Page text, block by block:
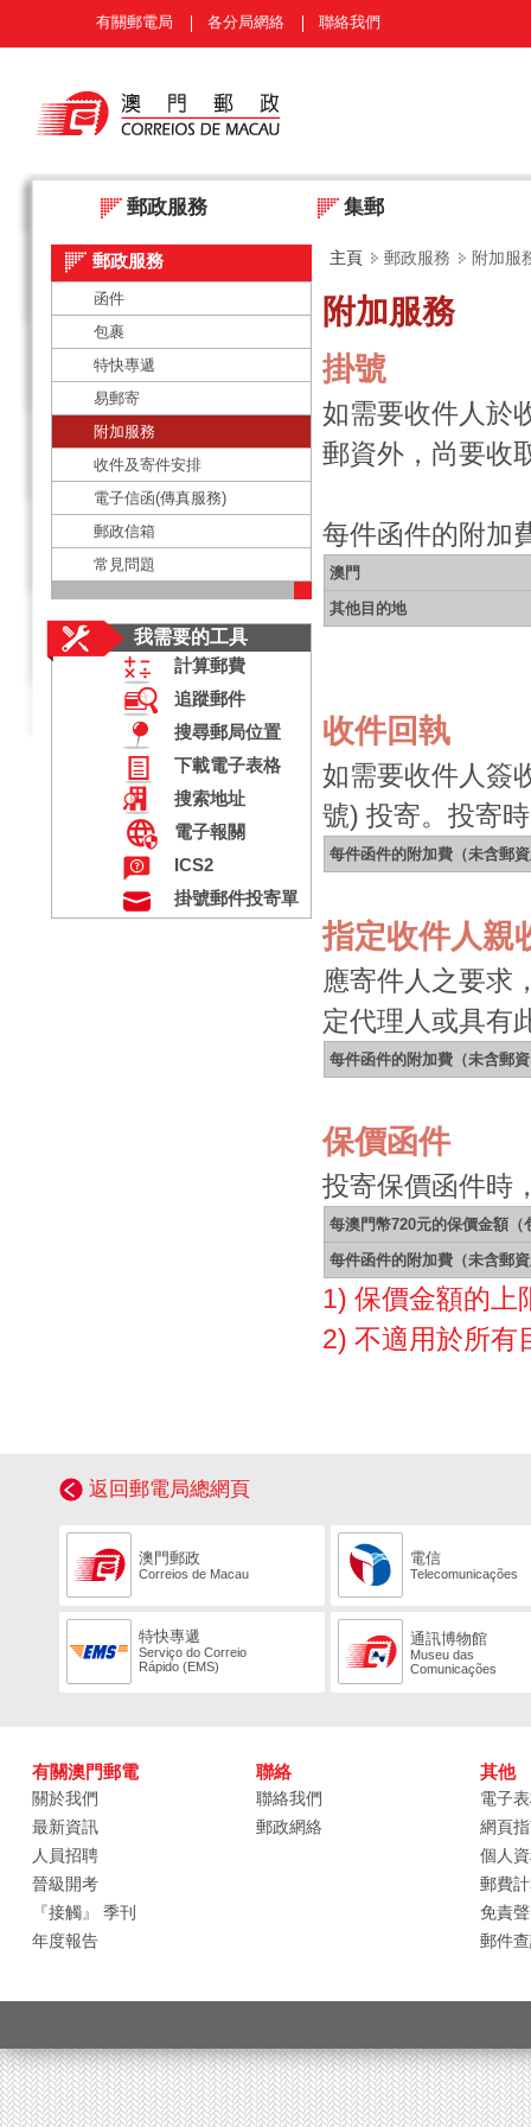
有關郵電局 各分局網絡 聯絡我們
郵政服務 集郵
郵政服務
函件
包裹
特快專遞
易郵寄
附加服務
收件及寄件安排
電子信函(傳真服務)
郵政信箱
常見問題
我需要的工具
計算郵費
追蹤郵件
搜尋郵局位置
下載電子表格
搜索地址
電子報關
ICS2
掛號郵件投寄單
主頁 郵政服務 附加服
附加服務
掛號
如需要收件人於
郵資外，尚要收
每件函件的附加
澳門
其他目的地
收件回執
如需要收件人簽
號) 投寄。投寄
每件函件的附加費（未含郵
指定收件人親
應寄件人之要求
定代理人或具有
每件函件的附加費（未含郵
保價函件
投寄保價函件時
每澳門幣720元的保價金額
每件函件的附加費（未含郵
1) 保價金額的上
2) 不適用於所有
返回郵電局總網頁
澳門郵政
Correios de Macau
電信
Telecomunicações
特快專遞
Serviço do Correio
Rápido (EMS)
通訊博物館
Museu das
Comunicações
有關澳門郵電
關於我們
最新資訊
人員招聘
晉級開考
『接觸』 季刊
年度報告
聯絡
聯絡我們
郵政網絡
其他
電子
網頁
個人
郵費
免責
郵件